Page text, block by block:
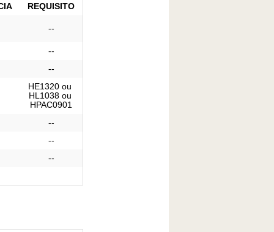
REQUISITO
--
--
--
HE1320 ou
HL1038 ou
HPAC0901
--
--
--